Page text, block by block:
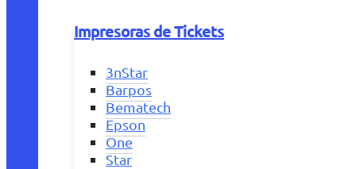
Impresoras de Tickets
3nStar
Barpos
Bematech
Epson
One
Star